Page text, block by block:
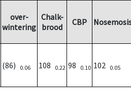
over-
wintering
Chalk-
brood
CBP
(86) 0.06 108 0.22 98 0.10 102 0.05